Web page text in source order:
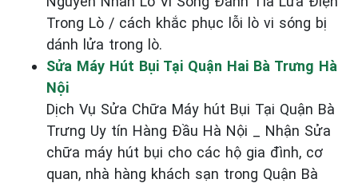
Trong Lò / cách khắc phục lỗi lò vi sóng bị
dánh lửa trong lò.
Sửa Máy Hút Bụi Tại Quận Hai Bà Trưng Hà
Nội
Dịch Vụ Sửa Chữa Máy hút Bụi Tại Quận Bà
Trưng Uy tín Hàng Đầu Hà Nội _ Nhận Sửa
chữa máy hút bụi cho các hộ gia đình, cơ
quan, nhà hàng khách sạn trong Quận Bà